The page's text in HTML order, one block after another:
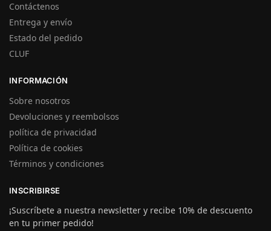
Contáctenos
Entrega y envío
Estado del pedido
CLUF
INFORMACIÓN
Sobre nosotros
Devoluciones y reembolsos
política de privacidad
Política de cookies
Términos y condiciones
INSCRIBIRSE
¡Suscríbete a nuestra newsletter y recibe 10% de descuento
en tu primer pedido!